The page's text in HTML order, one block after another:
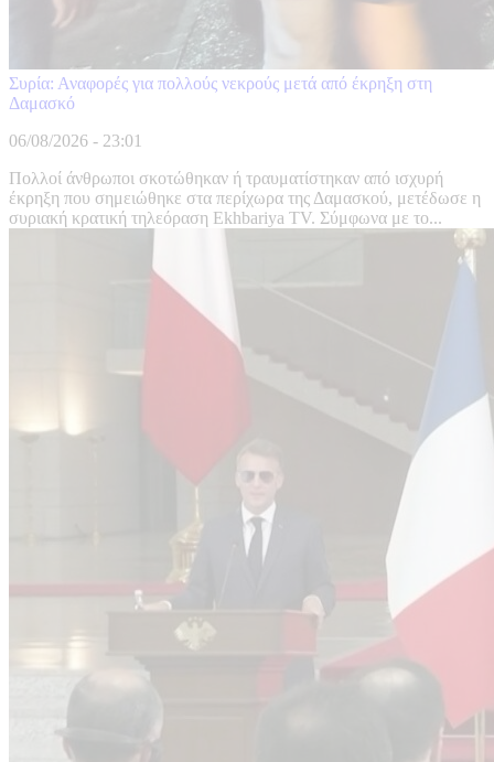
Συρία: Αναφορές για πολλούς νεκρούς μετά από έκρηξη στη
Δαμασκό
06/08/2026 - 23:01
Πολλοί άνθρωποι σκοτώθηκαν ή τραυματίστηκαν από ισχυρή
έκρηξη που σημειώθηκε στα περίχωρα της Δαμασκού, μετέδωσε η
συριακή κρατική τηλεόραση Ekhbariya TV. Σύμφωνα με το...